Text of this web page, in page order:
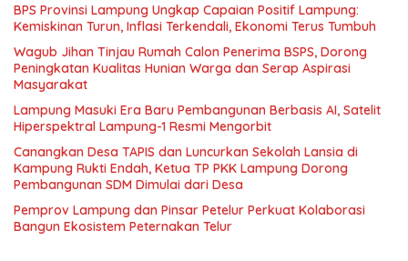
BPS Provinsi Lampung Ungkap Capaian Positif Lampung:
Kemiskinan Turun, Inflasi Terkendali, Ekonomi Terus Tumbuh
Wagub Jihan Tinjau Rumah Calon Penerima BSPS, Dorong
Peningkatan Kualitas Hunian Warga dan Serap Aspirasi
Masyarakat
Lampung Masuki Era Baru Pembangunan Berbasis AI, Satelit
Hiperspektral Lampung-1 Resmi Mengorbit
Canangkan Desa TAPIS dan Luncurkan Sekolah Lansia di
Kampung Rukti Endah, Ketua TP PKK Lampung Dorong
Pembangunan SDM Dimulai dari Desa
Pemprov Lampung dan Pinsar Petelur Perkuat Kolaborasi
Bangun Ekosistem Peternakan Telur